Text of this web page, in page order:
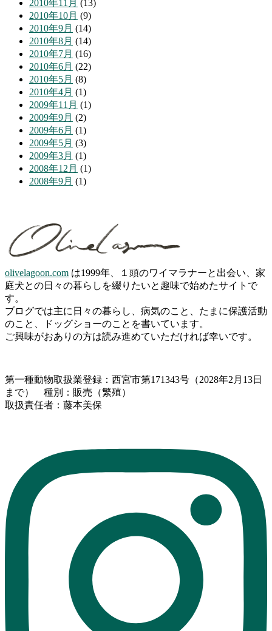
2010年11月 (13)
2010年10月 (9)
2010年9月 (14)
2010年8月 (14)
2010年7月 (16)
2010年6月 (22)
2010年5月 (8)
2010年4月 (1)
2009年11月 (1)
2009年9月 (2)
2009年6月 (1)
2009年5月 (3)
2009年3月 (1)
2008年12月 (1)
2008年9月 (1)
olivelagoon.com は1999年、１頭のワイマラナーと出会い、家
庭犬との日々の暮らしを綴りたいと趣味で始めたサイトで
す。
ブログでは主に日々の暮らし、病気のこと、たまに保護活動
のこと、ドッグショーのことを書いています。
ご興味がおありの方は読み進めていただければ幸いです。
第一種動物取扱業登録：西宮市第171343号（2028年2月13日
まで） 種別：販売（繁殖）
取扱責任者：藤本美保